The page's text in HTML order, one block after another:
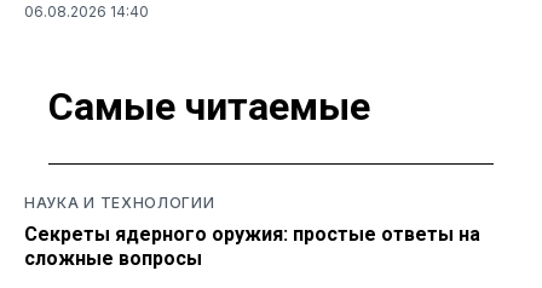
06.08.2026 14:40
Самые читаемые
НАУКА И ТЕХНОЛОГИИ
Секреты ядерного оружия: простые ответы на
сложные вопросы